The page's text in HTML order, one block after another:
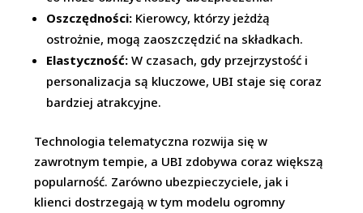
Oszczędności: Kierowcy, którzy jeżdżą
ostrożnie, mogą zaoszczędzić na składkach.
Elastyczność: W czasach, gdy przejrzystość i
personalizacja są kluczowe, UBI staje się coraz
bardziej atrakcyjne.
Technologia telematyczna rozwija się w
zawrotnym tempie, a UBI zdobywa coraz większą
popularność. Zarówno ubezpieczyciele, jak i
klienci dostrzegają w tym modelu ogromny